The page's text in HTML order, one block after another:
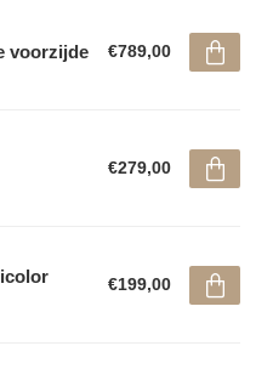
voorzijde €789,00
€279,00
€199,00